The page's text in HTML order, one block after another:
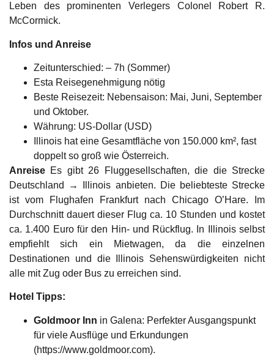
Leben des prominenten Verlegers Colonel Robert R.
McCormick.
Infos und Anreise
Zeitunterschied: – 7h (Sommer)
Esta Reisegenehmigung nötig
Beste Reisezeit: Nebensaison: Mai, Juni, September
und Oktober.
Währung: US-Dollar (USD)
Illinois hat eine Gesamtfläche von 150.000 km², fast
doppelt so groß wie Österreich.
Anreise Es gibt 26 Fluggesellschaften, die die Strecke
Deutschland → Illinois anbieten. Die beliebteste Strecke
ist vom Flughafen Frankfurt nach Chicago O’Hare. Im
Durchschnitt dauert dieser Flug ca. 10 Stunden und kostet
ca. 1.400 Euro für den Hin- und Rückflug. In Illinois selbst
empfiehlt sich ein Mietwagen, da die einzelnen
Destinationen und die Illinois Sehenswürdigkeiten nicht
alle mit Zug oder Bus zu erreichen sind.
Hotel Tipps:
Goldmoor Inn in Galena: Perfekter Ausgangspunkt
für viele Ausflüge und Erkundungen
(https://www.goldmoor.com).